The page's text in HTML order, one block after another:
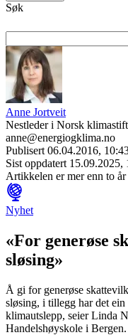
Søk
Anne Jortveit
Nestleder i Norsk
anne@energiogklima.no
Publisert 06.04.2016,
Sist oppdatert 15.09.2025,
Artikkelen er mer enn to år
Nyhet
«For generøse
sløsing»
Å gi for generøse
sløsing, i tillegg har det
klimautslepp, seier Linda
Handelshøyskole i Bergen.